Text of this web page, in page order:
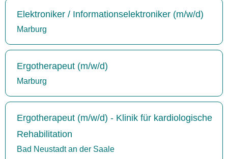
Elektroniker / Informationselektroniker (m/w/d)
Marburg
Ergotherapeut (m/w/d)
Marburg
Ergotherapeut (m/w/d) - Klinik für kardiologische
Rehabilitation
Bad Neustadt an der Saale